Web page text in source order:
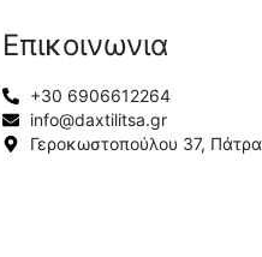
Επικοινωνια
+30 6906612264
info@daxtilitsa.gr
Γεροκωστοπούλου 37, Πάτρα